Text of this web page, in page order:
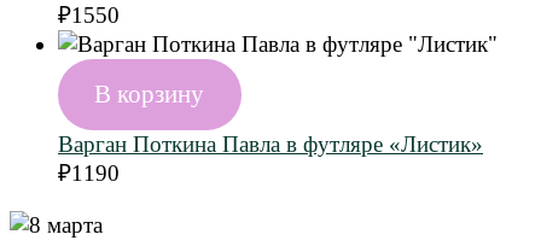
₽1550
В корзину
Варган Поткина Павла в футляре «Листик»
₽1190